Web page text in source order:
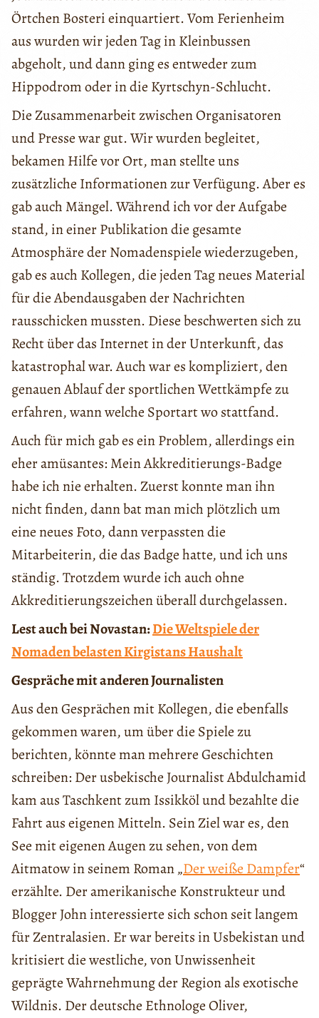
Örtchen Bosteri einquartiert. Vom Ferienheim
aus wurden wir jeden Tag in Kleinbussen
abgeholt, und dann ging es entweder zum
Hippodrom oder in die Kyrtschyn-Schlucht.
Die Zusammenarbeit zwischen Organisatoren
und Presse war gut. Wir wurden begleitet,
bekamen Hilfe vor Ort, man stellte uns
zusätzliche Informationen zur Verfügung. Aber es
gab auch Mängel. Während ich vor der Aufgabe
stand, in einer Publikation die gesamte
Atmosphäre der Nomadenspiele wiederzugeben,
gab es auch Kollegen, die jeden Tag neues Material
für die Abendausgaben der Nachrichten
rausschicken mussten. Diese beschwerten sich zu
Recht über das Internet in der Unterkunft, das
katastrophal war. Auch war es kompliziert, den
genauen Ablauf der sportlichen Wettkämpfe zu
erfahren, wann welche Sportart wo stattfand.
Auch für mich gab es ein Problem, allerdings ein
eher amüsantes: Mein Akkreditierungs-Badge
habe ich nie erhalten. Zuerst konnte man ihn
nicht finden, dann bat man mich plötzlich um
eine neues Foto, dann verpassten die
Mitarbeiterin, die das Badge hatte, und ich uns
ständig. Trotzdem wurde ich auch ohne
Akkreditierungszeichen überall durchgelassen.
Lest auch bei Novastan:Die Weltspiele der
Nomaden belasten Kirgistans Haushalt
Gespräche mit anderen Journalisten
Aus den Gesprächen mit Kollegen, die ebenfalls
gekommen waren, um über die Spiele zu
berichten, könnte man mehrere Geschichten
schreiben: Der usbekische Journalist Abdulchamid
kam aus Taschkent zum Issikköl und bezahlte die
Fahrt aus eigenen Mitteln. Sein Ziel war es, den
See mit eigenen Augen zu sehen, von dem
Aitmatow in seinem Roman „Der weiße Dampfer“
erzählte. Der amerikanische Konstrukteur und
Blogger John interessierte sich schon seit langem
für Zentralasien. Er war bereits in Usbekistan und
kritisiert die westliche, von Unwissenheit
geprägte Wahrnehmung der Region als exotische
Wildnis. Der deutsche Ethnologe Oliver,